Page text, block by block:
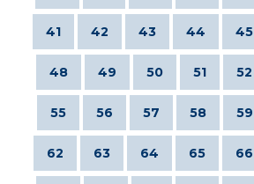
41 42 43 44 45
48 49 50 51 52
55 56 57 58 59
62 63 64 65 66